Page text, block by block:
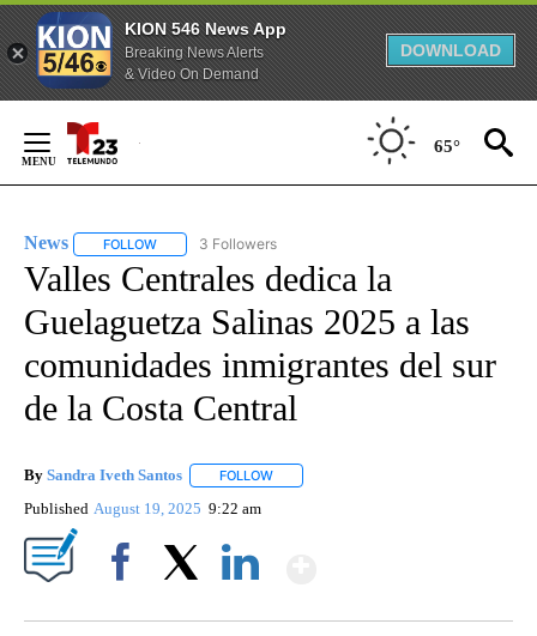
KION 546 News App
Breaking News Alerts
& Video On Demand
DOWNLOAD
Content
65°
News FOLLOW FOLLOW "NEWS" TO RECEIVE NOTIFICATIONS ABOUT
3 Followers
Valles Centrales dedica la
Guelaguetza Salinas 2025 a las
comunidades inmigrantes del sur
de la Costa Central
By Sandra Iveth Santos FOLLOW
Published August 19, 2025 9:22 am